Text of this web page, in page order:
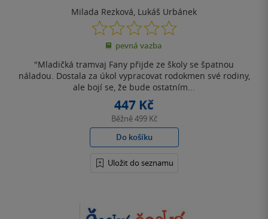
Milada Rezková, Lukáš Urbánek
0.0
z
5
pevná vazba
"Mladičká tramvaj Fany přijde ze školy se špatnou
náladou. Dostala za úkol vypracovat rodokmen své rodiny,
ale bojí se, že bude ostatním...
447 Kč
Běžně499 Kč
Do košíku
Uložit do seznamu